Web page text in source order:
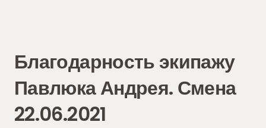
Благодарность экипажу
Павлюка Андрея. Смена
22.06.2021